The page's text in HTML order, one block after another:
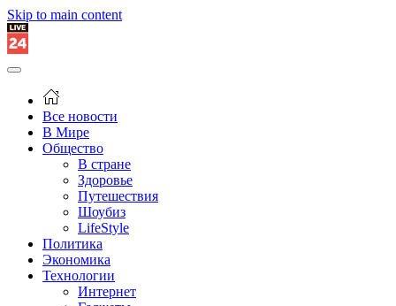
Skip to main content
Все новости
В Мире
Общество
В стране
Здоровье
Путешествия
Шоубиз
LifeStyle
Политика
Экономика
Технологии
Интернет